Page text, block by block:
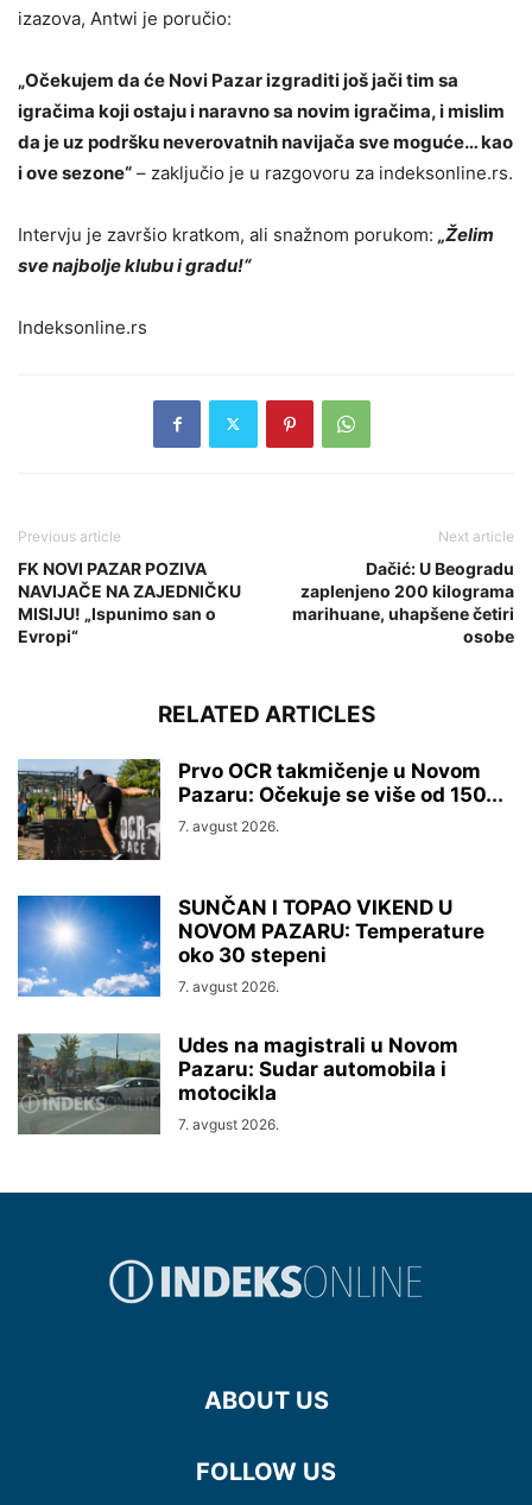
izazova, Antwi je poručio:
„Očekujem da će Novi Pazar izgraditi još jači tim sa
igračima koji ostaju i naravno sa novim igračima, i mislim
da je uz podršku neverovatnih navijača sve moguće… kao
i ove sezone“ – zaključio je u razgovoru za indeksonline.rs.
Intervju je završio kratkom, ali snažnom porukom: „Želim
sve najbolje klubu i gradu!“
Indeksonline.rs
Previous article
FK NOVI PAZAR POZIVA
NAVIJAČE NA ZAJEDNIČKU
MISIJU! „Ispunimo san o
Evropi“
Next article
Dačić: U Beogradu
zaplenjeno 200 kilograma
marihuane, uhapšene četiri
osobe
RELATED ARTICLES
Prvo OCR takmičenje u Novom
Pazaru: Očekuje se više od 150...
7. avgust 2026.
SUNČAN I TOPAO VIKEND U
NOVOM PAZARU: Temperature
oko 30 stepeni
7. avgust 2026.
Udes na magistrali u Novom
Pazaru: Sudar automobila i
motocikla
7. avgust 2026.
ABOUT US
FOLLOW US